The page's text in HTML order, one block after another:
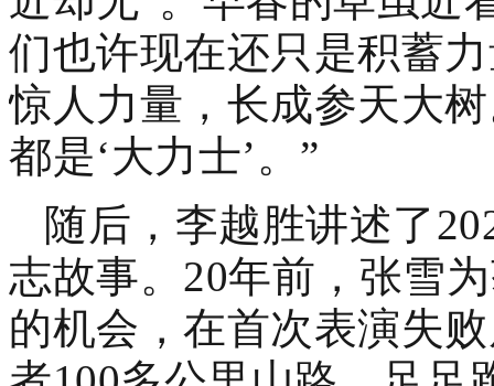
们也许现在还只是积蓄
惊人力量，长成参天大
都是‘大力士’。”
随后，李越胜讲述了
志故事。20年前，张雪
的机会，在首次表演失